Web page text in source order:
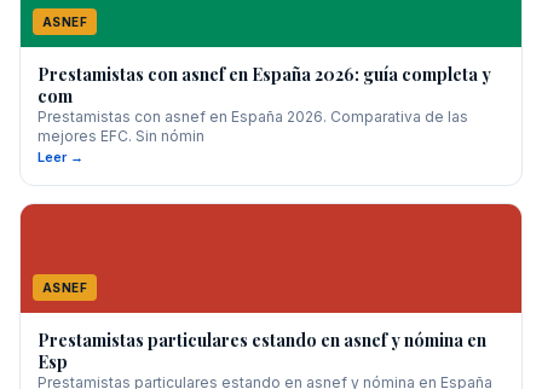
ASNEF
Prestamistas con asnef en España 2026: guía completa y
com
Prestamistas con asnef en España 2026. Comparativa de las
mejores EFC. Sin nómin
Leer →
ASNEF
Prestamistas particulares estando en asnef y nómina en
Esp
Prestamistas particulares estando en asnef y nómina en España